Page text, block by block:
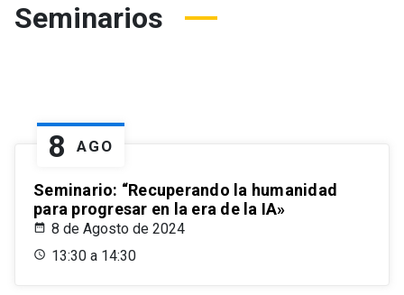
Seminarios
8 AGO
Seminario: “Recuperando la humanidad
para progresar en la era de la IA»
8 de Agosto de 2024
13:30 a 14:30